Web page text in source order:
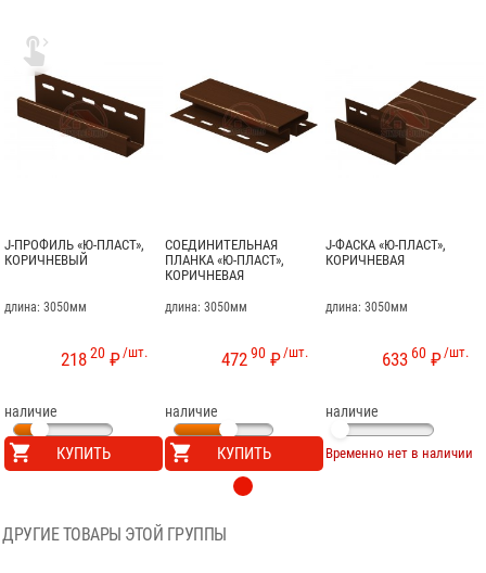
J-ПРОФИЛЬ «Ю-ПЛАСТ»,
КОРИЧНЕВЫЙ
длина: 3050мм
/шт.
21820 ₽
наличие
КУПИТЬ
СОЕДИНИТЕЛЬНАЯ
ПЛАНКА «Ю-ПЛАСТ»,
КОРИЧНЕВАЯ
длина: 3050мм
/шт.
47290 ₽
наличие
КУПИТЬ
J-ФАСКА «Ю-ПЛАСТ»,
КОРИЧНЕВАЯ
длина: 3050мм
/шт.
633 60 ₽
наличие
Временно нет в наличии

ДРУГИЕ ТОВАРЫ ЭТОЙ ГРУППЫ